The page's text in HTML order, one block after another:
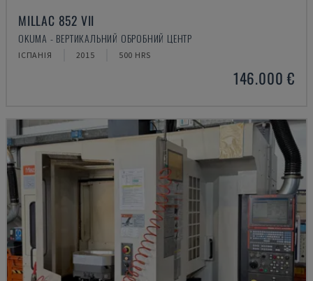
MILLAC 852 VII
OKUMA - ВЕРТИКАЛЬНИЙ ОБРОБНИЙ ЦЕНТР
ІСПАНІЯ 2015 500 HRS
146.000 €